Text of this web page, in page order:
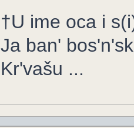
†U ime oca i
Ja ban'
Kr'vašu ...